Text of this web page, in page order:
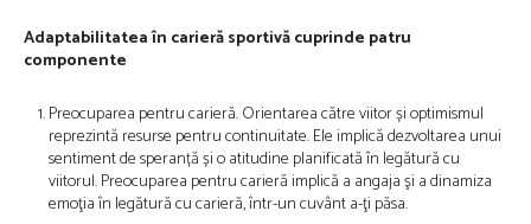
Adaptabilitatea în carieră sportivă cuprinde patru
componente
Preocuparea pentru carieră. Orientarea către viitor și optimismul
reprezintă resurse pentru continuitate. Ele implică dezvoltarea unui
sentiment de speranță și o atitudine planificată în legătură cu
viitorul. Preocuparea pentru carieră implică a angaja şi a dinamiza
emoţia în legătură cu carieră, într-un cuvânt a-ţi păsa.